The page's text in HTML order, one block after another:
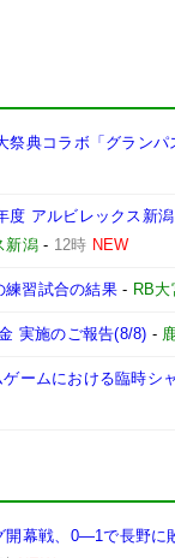
祭典コラボ「グラン
度 アルビレックス新
新潟- 12時 NEW
練習試合の結果- RB
実施のご報告(8/8) -
ームにおける臨時シ
開幕戦、0―1で長野